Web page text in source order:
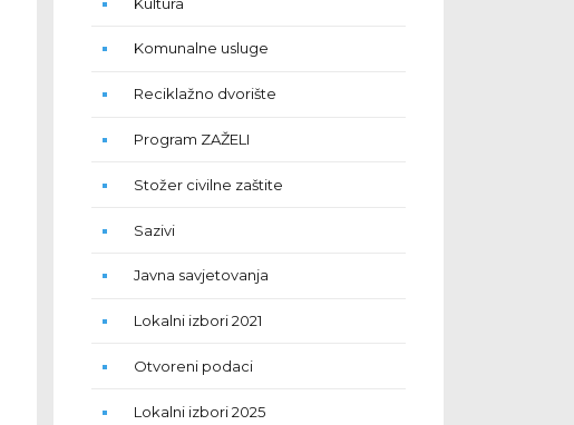
Komunalne usluge
Reciklažno dvorište
Program ZAŽELI
Stožer civilne zaštite
Sazivi
Javna savjetovanja
Lokalni izbori 2021
Otvoreni podaci
Lokalni izbori 2025